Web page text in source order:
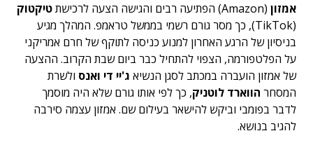
אמזון (Amazon) הפתיעה רבים והגישה הצעה לרכישת
טיקטוק
(TikTok), כך מסר גורם רשמי בממשל טראמפ. המהלך מגיע
בניסיון של הרגע האחרון למנוע כניסה לתוקף של חרם אמריקני
על הפלטפורמה, הצפוי להתחיל כבר ביום שבת הקרוב. ההצעה
של אמזון הועברה במכתב לסגן הנשיא ג'יי די ואנס ולשרת
המסחר הווארד לוטניק, כך לפי אותו גורם שלא היה מוסמך
לדבר בפומבי וביקש להישאר בעילום שם. אמזון עצמה סירבה
להגיב בנושא.